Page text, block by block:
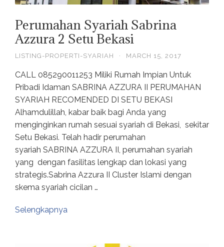
Perumahan Syariah Sabrina
Azzura 2 Setu Bekasi
LISTING-PROPERTI-SYARIAH · MARCH 15, 2017
CALL 085290011253 Miliki Rumah Impian Untuk
Pribadi Idaman SABRINA AZZURA II PERUMAHAN
SYARIAH RECOMENDED DI SETU BEKASI
Alhamdulillah, kabar baik bagi Anda yang
menginginkan rumah sesuai syariah di Bekasi, sekitar
Setu Bekasi. Telah hadir perumahan
syariah SABRINA AZZURA II, perumahan syariah
yang dengan fasilitas lengkap dan lokasi yang
strategis.Sabrina Azzura II Cluster Islami dengan
skema syariah cicilan …
Selengkapnya